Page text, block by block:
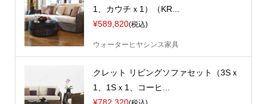
1、カウチｘ1）（KR...
¥589,820(税込)
ウォーターヒヤシンス家具
クレット リビングソファセット（3Sｘ
1、1Sｘ1、コーヒ...